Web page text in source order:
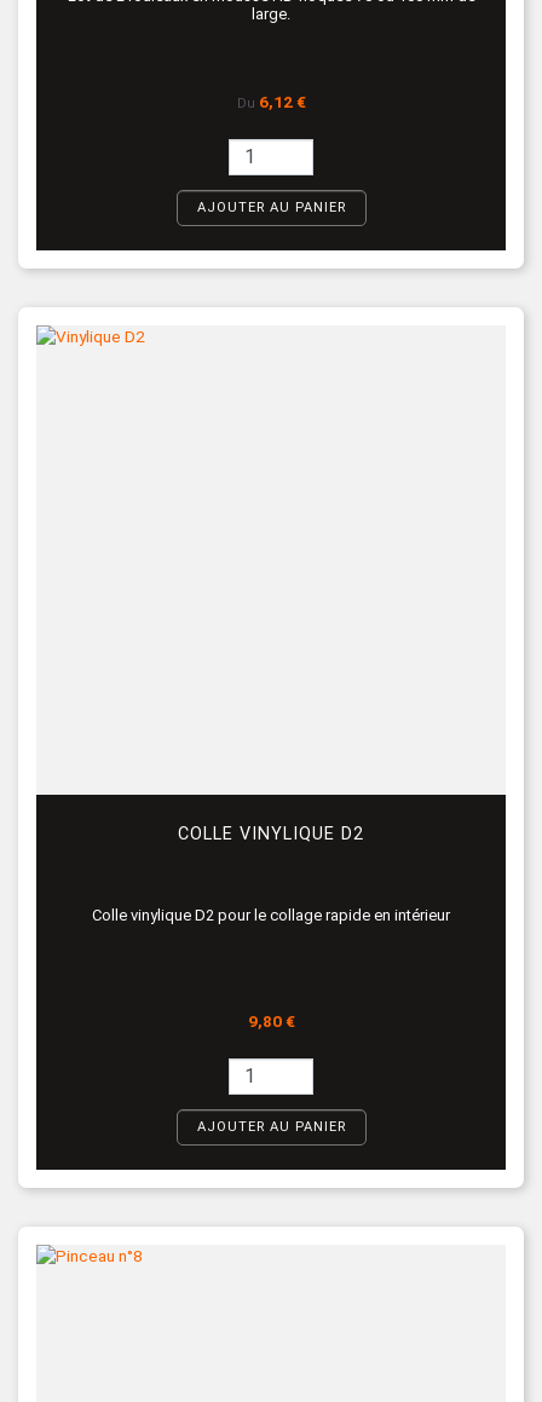
large.
Du Prix
6,12 €
AJOUTER AU PANIER
COLLE VINYLIQUE D2
Colle vinylique D2 pour le collage rapide en intérieur
Prix
9,80 €
AJOUTER AU PANIER